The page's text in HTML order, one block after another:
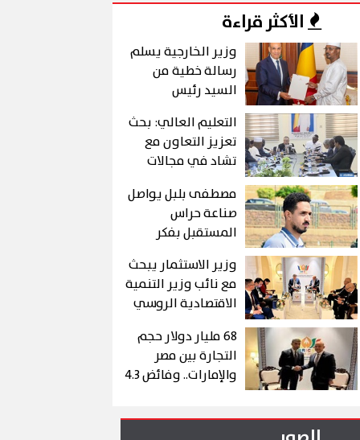
الأكثر قراءة
وزير الخارجية يسلم
رسالة خطية من
السيد رئيس
الرئيس التشادي
التعليم العالي: بحث
تعزيز التعاون مع
تشاد في مجالات
والبحث العلمي
وزيادة المنح
الدراسية المقدمة
للطلاب التشاديين
مصطفى بلبل يواصل
صناعة حراس
المستقبل بفكر
وخبرات كبيرة
وزير الاستثمار يبحث
مع نائب وزير التنمية
الاقتصادية الروسي
68 مليار دولار حجم
التجارة بين مصر
والإمارات.. وفائض 4.3
القاهرة